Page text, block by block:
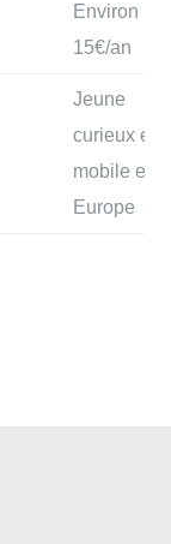
Environ 10-
15€/an
Jeune
curieux et
mobile en
Europe